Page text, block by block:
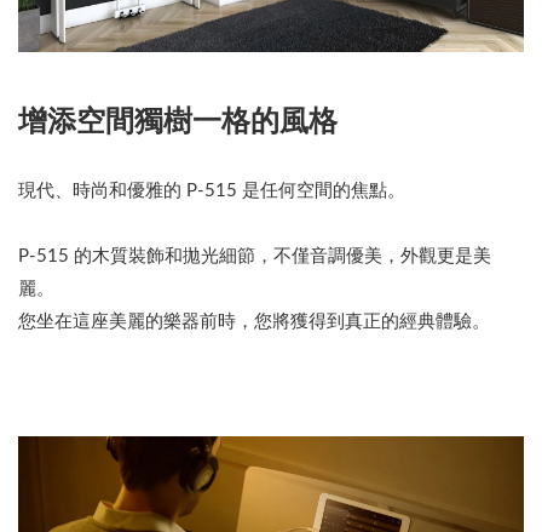
增添空間獨樹一格的風格
現代、時尚和優雅的 P-515 是任何空間的焦點。
P-515 的木質裝飾和拋光細節，不僅音調優美，外觀更是美
麗。
您坐在這座美麗的樂器前時，您將獲得到真正的經典體驗。